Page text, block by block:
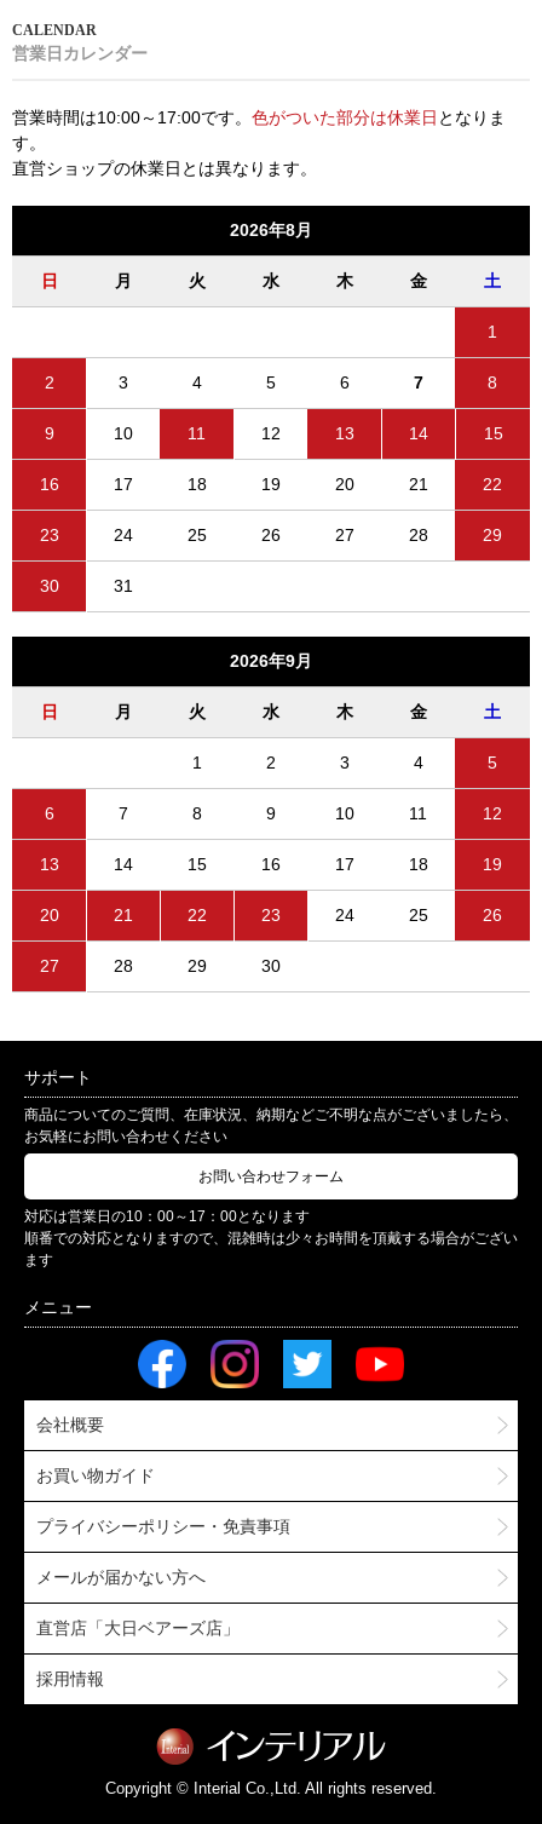
営業日カレンダー
営業時間は10:00～17:00です。 色がついた部分は休業日 となりま
す。
直営ショップの休業日とは異なります。
2026年8月
日 月 火 水 木 金 土
1
2 3 4 5 6 7 8
9 10 11 12 13 14 15
16 17 18 19 20 21 22
23 24 25 26 27 28 29
30 31
2026年9月
日 月 火 水 木 金 土
1 2 3 4 5
6 7 8 9 10 11 12
13 14 15 16 17 18 19
20 21 22 23 24 25 26
27 28 29 30
サポート
商品についてのご質問、在庫状況、納期などご不明な点がございましたら、
お気軽にお問い合わせください
お問い合わせフォーム
対応は営業日の10：00～17：00となります
順番での対応となりますので、混雑時は少々お時間を頂戴する場合がござい
ます
会社概要
お買い物ガイド
プライバシーポリシー・免責事項
メールが届かない方へ
直営店「大日ベアーズ店」
採用情報
Copyright © Interial Co.,Ltd. All rights reserved.